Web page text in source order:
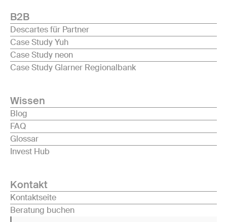
B2B
Descartes für Partner
Case Study Yuh
Case Study neon
Case Study Glarner Regionalbank
Wissen
Blog
FAQ
Glossar
Invest Hub
Kontakt
Kontaktseite
Beratung buchen